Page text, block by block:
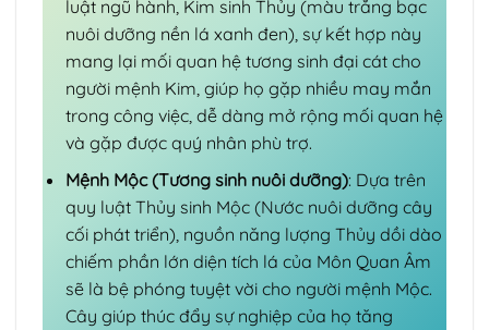
luật ngũ hành, Kim sinh Thủy (màu trắng bạc
nuôi dưỡng nền lá xanh đen), sự kết hợp này
mang lại mối quan hệ tương sinh đại cát cho
người mệnh Kim, giúp họ gặp nhiều may mắn
trong công việc, dễ dàng mở rộng mối quan hệ
và gặp được quý nhân phù trợ.
Mệnh Mộc (Tương sinh nuôi dưỡng): Dựa trên
quy luật Thủy sinh Mộc (Nước nuôi dưỡng cây
cối phát triển), nguồn năng lượng Thủy dồi dào
chiếm phần lớn diện tích lá của Môn Quan Âm
sẽ là bệ phóng tuyệt vời cho người mệnh Mộc.
Cây giúp thúc đẩy sự nghiệp của họ tăng